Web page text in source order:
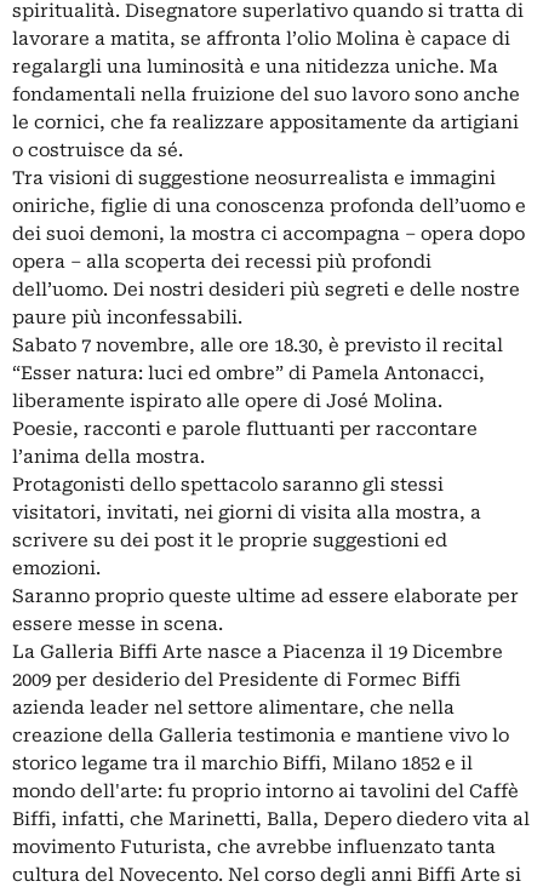
spiritualità. Disegnatore superlativo quando si tratta di
lavorare a matita, se affronta l’olio Molina è capace di
regalargli una luminosità e una nitidezza uniche. Ma
fondamentali nella fruizione del suo lavoro sono anche
le cornici, che fa realizzare appositamente da artigiani
o costruisce da sé.
Tra visioni di suggestione neosurrealista e immagini
oniriche, figlie di una conoscenza profonda dell’uomo e
dei suoi demoni, la mostra ci accompagna – opera dopo
opera – alla scoperta dei recessi più profondi
dell’uomo. Dei nostri desideri più segreti e delle nostre
paure più inconfessabili.
Sabato 7 novembre, alle ore 18.30, è previsto il recital
“Esser natura: luci ed ombre” di Pamela Antonacci,
liberamente ispirato alle opere di José Molina.
Poesie, racconti e parole fluttuanti per raccontare
l’anima della mostra.
Protagonisti dello spettacolo saranno gli stessi
visitatori, invitati, nei giorni di visita alla mostra, a
scrivere su dei post it le proprie suggestioni ed
emozioni.
Saranno proprio queste ultime ad essere elaborate per
essere messe in scena.
La Galleria Biffi Arte nasce a Piacenza il 19 Dicembre
2009 per desiderio del Presidente di Formec Biffi
azienda leader nel settore alimentare, che nella
creazione della Galleria testimonia e mantiene vivo lo
storico legame tra il marchio Biffi, Milano 1852 e il
mondo dell'arte: fu proprio intorno ai tavolini del Caffè
Biffi, infatti, che Marinetti, Balla, Depero diedero vita al
movimento Futurista, che avrebbe influenzato tanta
cultura del Novecento. Nel corso degli anni Biffi Arte si